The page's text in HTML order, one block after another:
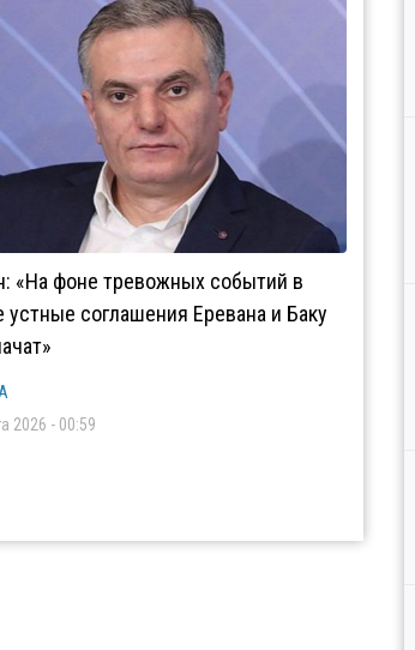
«На фоне тревожных событий в
устные соглашения Еревана и Баку
2026 - 00:59